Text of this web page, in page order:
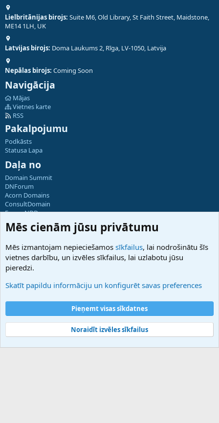
Lielbritānijas birojs: Suite M6, Old Library, St Faith Street, Maidstone,
ME14 1LH, UK
Latvijas birojs: Doma Laukums 2, Rīga, LV-1050, Latvija
Nepālas birojs: Coming Soon
Navigācija
Mājas
Vietnes karte
RSS
Pakalpojumu
Podkāsts
Statusa Lapa
Daļa no
Domain Summit
DNForum
Acorn Domains
ConsultDomain
ForumNDD
Domainforum.ro
27.be
Hostmaria
Atbalsts
Palīdzība
Noteikumi un nosacījumi
Privātuma politika
Community platform by XenForo® © 2010-2025 XenForo Ltd.
Mēs cienām jūsu privātumu
Mēs izmantojam nepieciešamos sīkfailus, lai nodrošinātu šīs
vietnes darbību, un izvēles sīkfailus, lai uzlabotu jūsu
pieredzi.
Skatīt papildu informāciju un konfigurēt savas preferences
Pieņemt visas sīkdatnes
Noraidīt izvēles sīkfailus